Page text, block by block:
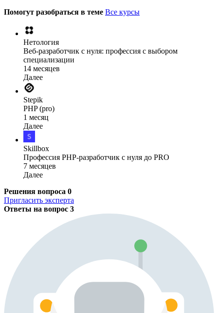
Помогут разобраться в теме Все курсы
Нетология
Веб-разработчик с нуля: профессия с выбором
специализации
14 месяцев
Далее
Stepik
PHP (pro)
1 месяц
Далее
Skillbox
Профессия PHP-разработчик с нуля до PRO
7 месяцев
Далее
Решения вопроса 0
Пригласить эксперта
Ответы на вопрос 3